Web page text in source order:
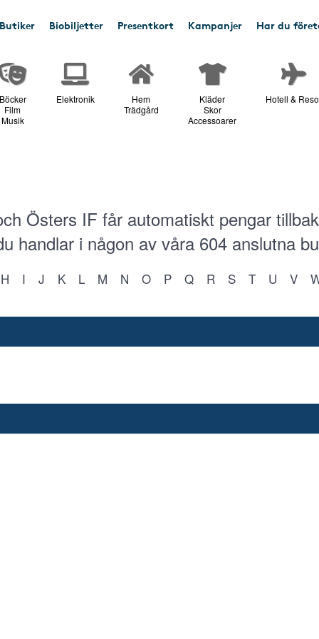
Butiker Biobiljetter Presentkort Kampanjer Har du
Film
Musik
Elektronik
Hem
Trädgård
Kläder
Skor
Accessoarer
Hotell &
Östers IF får automatiskt pengar
handlar i någon av våra 604anslutna
H I J K L M N O P Q R S T U V